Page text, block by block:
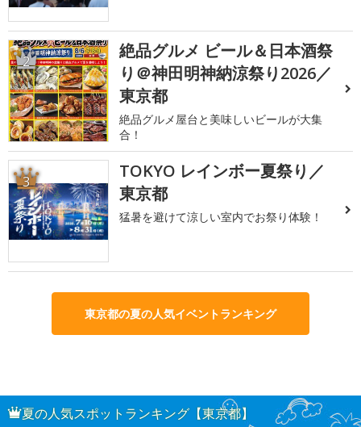
2
絶品グルメ ビール＆日本酒祭
り＠神田明神納涼祭り2026／
東京都
絶品グルメ屋台と美味しいビールが大集
合！
3
TOKYO レインボー夏祭り／
東京都
猛暑を避けて涼しい室内でお祭り体験！
東京都の夏の人気イベントランキング
夏の人気スポットランキング【東京都】